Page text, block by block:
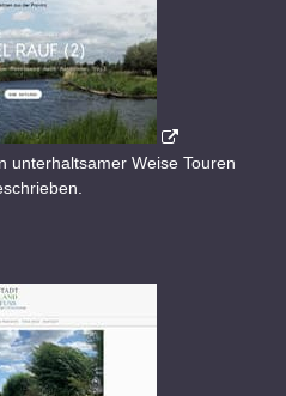
unterhaltsamer Weise Touren